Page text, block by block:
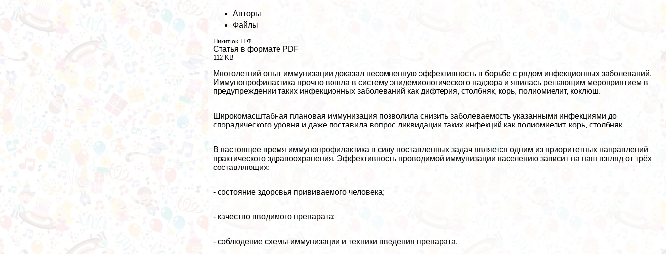
Авторы
Файлы
Никитюк Н.Ф.
Статья в формате PDF
112 KB
Многолетний опыт иммунизации доказал несомненную эффективность в борьбе с рядом инфекционных заболеваний.
Иммунопрофилактика прочно вошла в систему эпидемиологического надзора и явилась решающим мероприятием в
предупреждении таких инфекционных заболеваний как дифтерия, столбняк, корь, полиомиелит, коклюш.
Широкомасштабная плановая иммунизация позволила снизить заболеваемость указанными инфекциями до
спорадического уровня и даже поставила вопрос ликвидации таких инфекций как полиомиелит, корь, столбняк.
В настоящее время иммунопрофилактика в силу поставленных задач является одним из приоритетных направлений
пpaктического здравоохранения. Эффективность проводимой иммунизации населению зависит на наш взгляд от трёх
составляющих:
- состояние здоровья прививаемого человека;
- качество вводимого препарата;
- соблюдение схемы иммунизации и техники введения препарата.